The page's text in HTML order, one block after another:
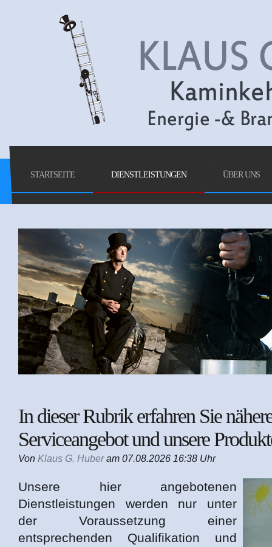
STARTSEITE DIENSTLEISTUNGEN ÜBER UNS
In dieser Rubrik erfahren Sie
Serviceangebot und unsere
Von Klaus G. Huberam 07.08.2026 16:38 Uhr
Unsere hier angebotenen
Dienstleistungen werden nur unter
der Voraussetzung einer
entsprechenden Qualifikation und